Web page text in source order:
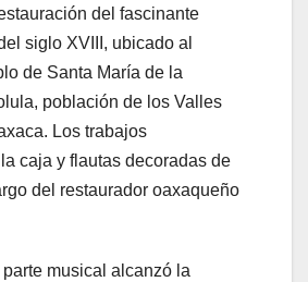
del fascinante
siglo XVIII, ubicado al
de Santa María de la
población de los Valles
Los trabajos
caja y flautas decoradas de
del restaurador oaxaqueño
musical alcanzó la